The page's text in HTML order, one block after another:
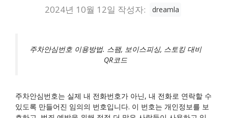
2024년 10월 12일 작성자: dreamla
주차안심번호 이용방법. 스팸, 보이스피싱, 스토킹 대비
QR코드
주차안심번호는 실제 내 전화번호가 아닌, 내 전화로 연락할 수
있도록 만들어진 임의의 번호입니다. 이 번호는 개인정보를 보